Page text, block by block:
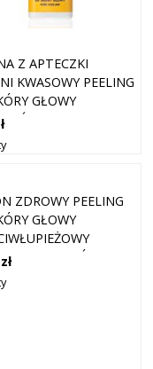
Z APTECZKI
KWASOWY PEELING
GŁOWY
150ML
ZDROWY PEELING
GŁOWY
DO WŁOSÓW